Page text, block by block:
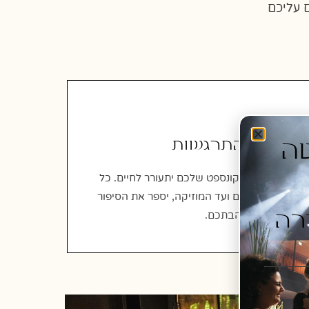
עליכם
חגיגה והתרגשות
ביום הגדול, הקונספט שלכם יתעורר לחיים. כל
פרט, מהפרחים ועד המוזיקה, יספר את הסיפור
הייחודי של אהבתכם.